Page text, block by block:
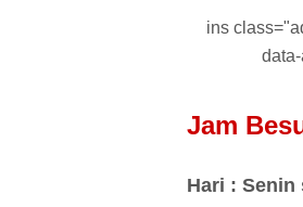
ins
Jam
Hari : Senin